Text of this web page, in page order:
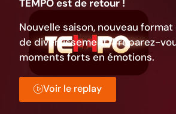
TEMPO est de retour !
Nouvelle saison, nouveau
de divertissement. Préparez-
moments forts en émotions.
Voir le replay